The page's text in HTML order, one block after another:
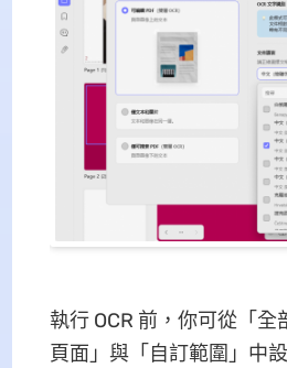
執行 OCR 前，你可從「全
頁面」與「自訂範圍」中